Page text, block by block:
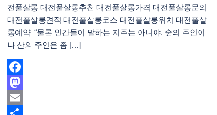
전풀살롱 대전풀살롱추천 대전풀살롱가격 대전풀살롱문의
대전풀살롱견적 대전풀살롱코스 대전풀살롱위치 대전풀살
롱예약 “물론 인간들이 말하는 지주는 아니야. 숲의 주인이
나 산의 주인은 좀 […]
Facebook
Mastodon
Email